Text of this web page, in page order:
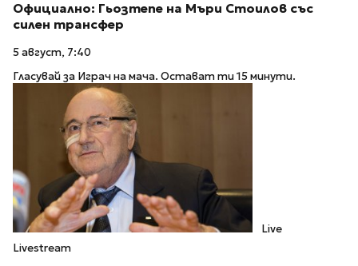
Официално: Гьозтепе на Мъри Стоилов със
силен трансфер
5 август, 7:40
Гласувай за Играч на мача. Остават ти 15 минути.
Live
Livestream